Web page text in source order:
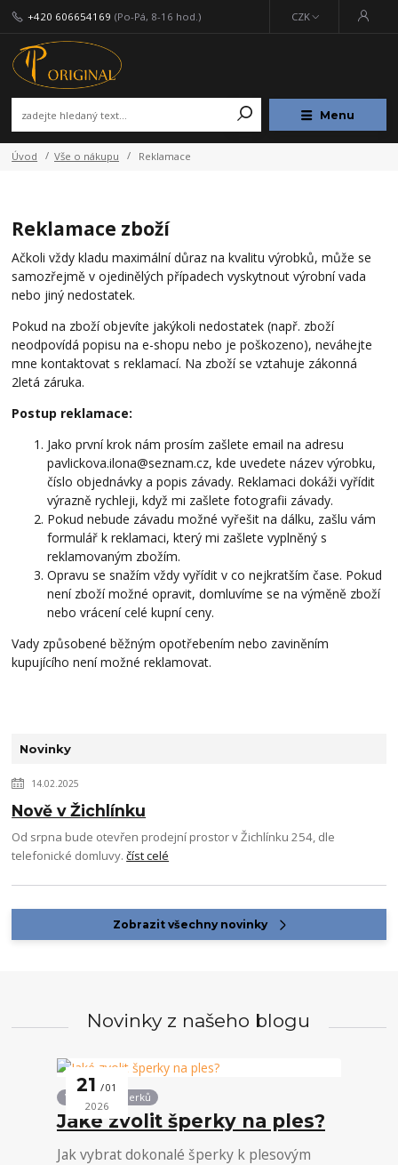
Menu
CZK
+420 606654169 (Po-Pá, 8-16 hod.)
Úvod Vše o nákupu Reklamace
Novinky
14.02.2025
Nově v Žichlínku
Od srpna bude otevřen prodejní prostor v Žichlínku 254, dle
telefonické domluvy.číst celé
Zobrazit všechny novinky
Reklamace zboží
Ačkoli vždy kladu maximální důraz na kvalitu výrobků, může se
samozřejmě v ojedinělých případech vyskytnout výrobní vada
nebo jiný nedostatek.
Pokud na zboží objevíte jakýkoli nedostatek (např. zboží
neodpovídá popisu na e-shopu nebo je poškozeno), neváhejte
mne kontaktovat s reklamací. Na zboží se vztahuje zákonná
2letá záruka.
Postup reklamace:
Jako první krok nám prosím zašlete email na adresu
pavlickova.ilona@seznam.cz, kde uvedete název výrobku,
číslo objednávky a popis závady. Reklamaci dokáži vyřídit
výrazně rychleji, když mi zašlete fotografii závady.
Pokud nebude závadu možné vyřešit na dálku, zašlu vám
formulář k reklamaci, který mi zašlete vyplněný s
reklamovaným zbožím.
Opravu se snažím vždy vyřídit v co nejkratším čase. Pokud
není zboží možné opravit, domluvíme se na výměně zboží
nebo vrácení celé kupní ceny.
Vady způsobené běžným opotřebením nebo zaviněním
kupujícího není možné reklamovat.
Novinky z našeho blogu
21 01
2026
Vše kolem šperků
Jaké zvolit šperky na ples?
Jak vybrat dokonalé šperky k plesovým